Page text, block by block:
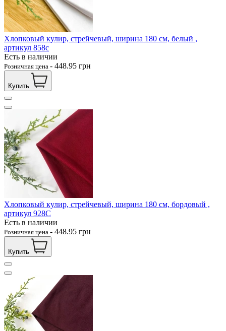
Хлопковый кулир, стрейчевый, ширина 180 см, белый ,
артикул 858с
Есть в наличии
Розничная цена - 448.95 грн
Купить
Хлопковый кулир, стрейчевый, ширина 180 см, бордовый ,
артикул 928С
Есть в наличии
Розничная цена - 448.95 грн
Купить